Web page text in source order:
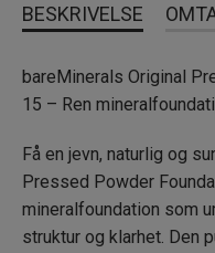
Medium
Golden
Soft
Tan 19
BESKRIVELSE
bareMinerals Original
15 – Ren
Få en jevn, naturlig og
Pressed Powder
mineralfoundation som
struktur og klarhet. Den